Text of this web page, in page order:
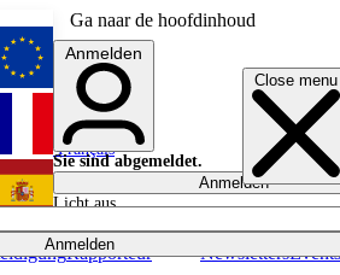
Ga naar de hoofdinhoud
Close menu
Anmelden
Rapporteur NewslettersEvents
English
Français
Anmelden
Sie sind abgemeldet.
Anmelden
Licht aus